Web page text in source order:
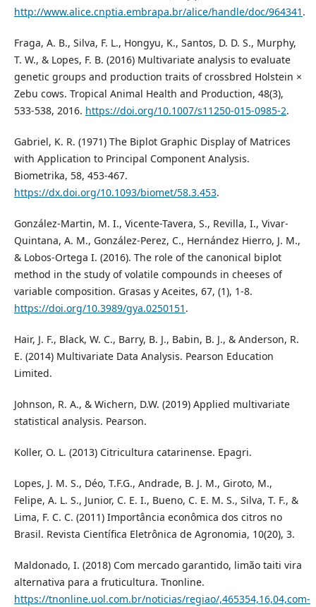
http://www.alice.cnptia.embrapa.br/alice/handle/doc/964341 .
Fraga, A. B., Silva, F. L., Hongyu, K., Santos, D. D. S., Murphy,
T. W., & Lopes, F. B. (2016) Multivariate analysis to evaluate
genetic groups and production traits of crossbred Holstein ×
Zebu cows. Tropical Animal Health and Production, 48(3),
533-538, 2016. https://doi.org/10.1007/s11250-015-0985-2.
Gabriel, K. R. (1971) The Biplot Graphic Display of Matrices
with Application to Principal Component Analysis.
Biometrika, 58, 453-467.
https://dx.doi.org/10.1093/biomet/58.3.453.
González-Martin, M. I., Vicente-Tavera, S., Revilla, I., Vivar-
Quintana, A. M., González-Perez, C., Hernández Hierro, J. M.,
& Lobos-Ortega I. (2016). The role of the canonical biplot
method in the study of volatile compounds in cheeses of
variable composition. Grasas y Aceites, 67, (1), 1-8.
https://doi.org/10.3989/gya.0250151 .
Hair, J. F., Black, W. C., Barry, B. J., Babin, B. J., & Anderson, R.
E. (2014) Multivariate Data Analysis. Pearson Education
Limited.
Johnson, R. A., & Wichern, D.W. (2019) Applied multivariate
statistical analysis. Pearson.
Koller, O. L. (2013) Citricultura catarinense. Epagri.
Lopes, J. M. S., Déo, T.F.G., Andrade, B. J. M., Giroto, M.,
Felipe, A. L. S., Junior, C. E. I., Bueno, C. E. M. S., Silva, T. F., &
Lima, F. C. C. (2011) Importância econômica dos citros no
Brasil. Revista Científica Eletrônica de Agronomia, 10(20), 3.
Maldonado, I. (2018) Com mercado garantido, limão taiti vira
alternativa para a fruticultura. Tnonline.
https://tnonline.uol.com.br/noticias/regiao/,465354,16,04,com-